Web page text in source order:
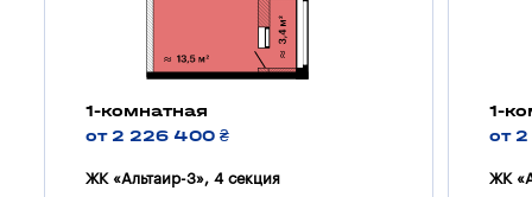
1-комнатная
от 2 226 400 ₴
ЖК «Альтаир-3», 4 секция
1-
от
ЖК